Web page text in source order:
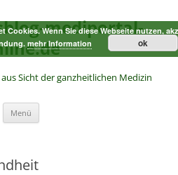
mediportal-
Sicht der ganzheitlichen Medizin
Menü
Cookies. Wenn Sie diese Webseite nutzen,
mehr Information ok